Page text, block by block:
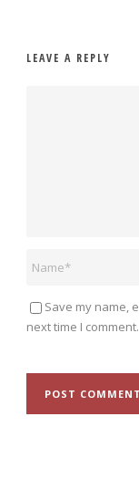
LEAVE A REPLY
Save my name,
next time I comment.